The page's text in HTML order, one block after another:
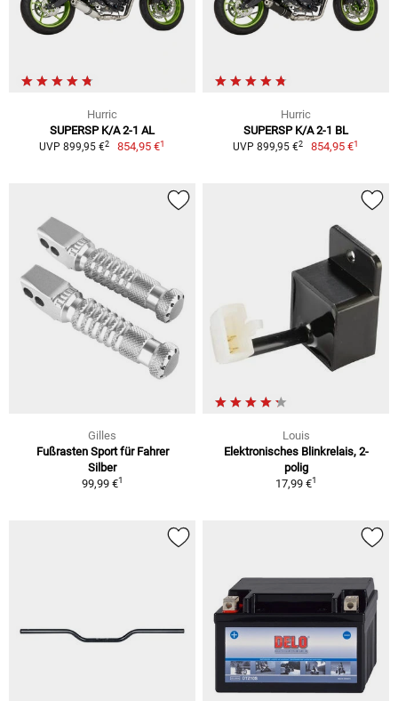
Hurric
SUPERSP K/A 2-1 AL
UVP 899,95 €2 854,95 €1
Hurric
SUPERSP K/A 2-1 BL
UVP 899,95 €2 854,95 €1
Gilles
Fußrasten Sport für Fahrer
Silber
99,99 €1
Louis
Elektronisches Blinkrelais, 2-
polig
17,99 €1